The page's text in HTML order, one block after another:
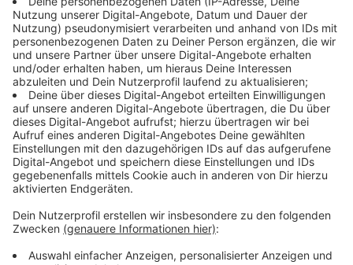
auch, dass man auch die Eigenmarken, die
auch die Supermärkte dann schon seit vielen
Jahren führen, auch stärker genutzt werden,
was wir auch jetzt schon im letzten Jahr, also
Mitte letzten Jahres, auch verstärkt auch
gesehen haben." -Björn Musiol,
Geschäftsführer Handelsverband Rheinland
Geschäftsstelle Wuppertal
Im Schnitt sind Lebensmittel in Deutschland seit
2019 um 37 Prozent teurer geworden - das zeigt
eine Studie der Europäischen Zentralbank.